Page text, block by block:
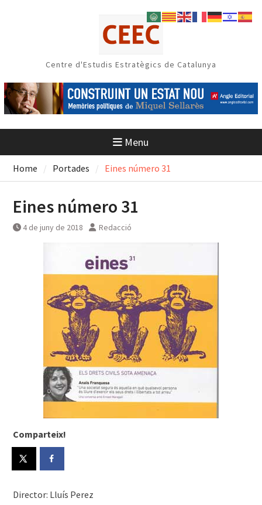
Centre d'Estudis Estratègics de Catalunya
Menu
Home Portades Eines número 31
Eines número 31
4 de juny de 2018 Redacció
Comparteix!
Director: Lluís Perez